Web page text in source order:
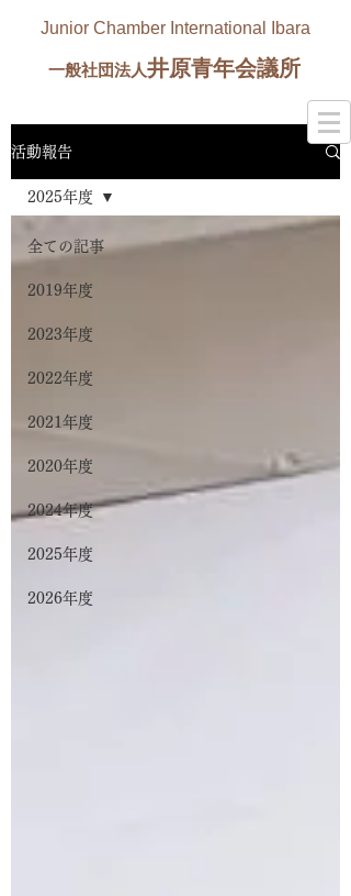
Junior Chamber International Ibara
一般社団法人井原青年会議所
活動報告
全ての記事
2019年度
2023年度
2022年度
2021年度
2020年度
2024年度
2025年度
2026年度
2025年度